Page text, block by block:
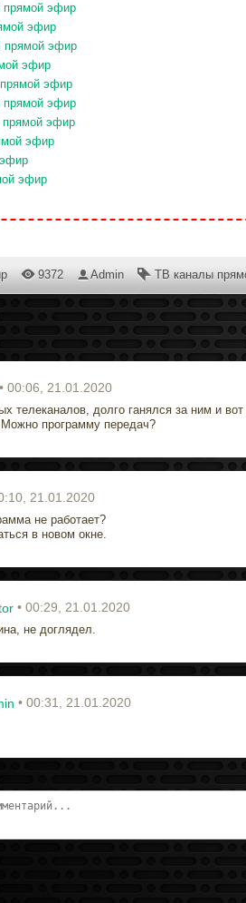
прямой эфир
эфир
эфир
эфир
эфир
прямой эфир
прямой эфир
эфир
эфир
9372 Admin ТВ каналы
• 00:06, 21.01.2020
телеканалов, долго ганялся за ним и
Можно программу передач?
21.01.2020
не работает?
в новом окне.
• 00:29, 21.01.2020
не доглядел.
• 00:31, 21.01.2020